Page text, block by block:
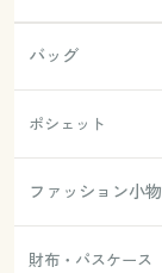
バッグ
ポシェット
ファッション小物
財布・パスケース